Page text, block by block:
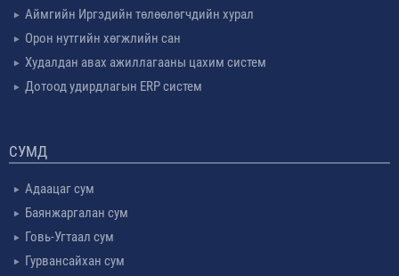
Аймгийн Иргэдийн төлөөлөгчдийн хурал
Орон нутгийн хөгжлийн сан
Худалдан авах ажиллагааны цахим систем
Дотоод удирдлагын ERP систем
СУМД
Адаацаг сум
Баянжаргалан сум
Говь-Угтаал сум
Гурвансайхан сум